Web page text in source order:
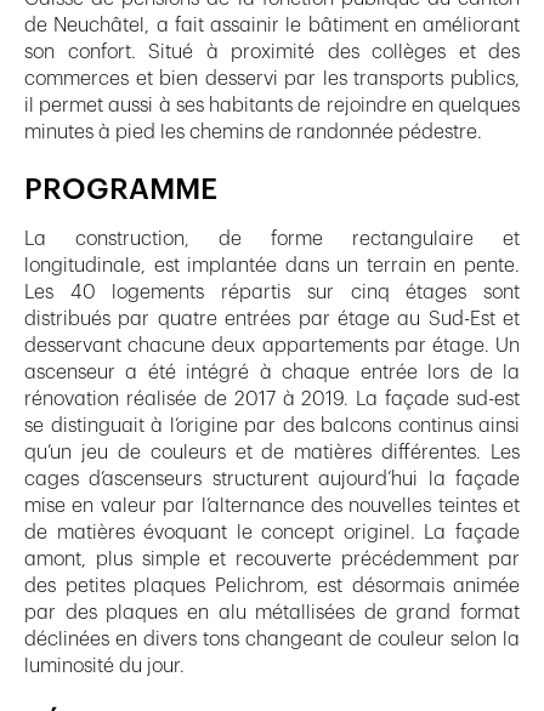
de Neuchâtel, a fait assainir le bâtiment en améliorant
son confort. Situé à proximité des collèges et des
commerces et bien desservi par les transports publics,
il permet aussi à ses habitants de rejoindre en quelques
minutes à pied les chemins de randonnée pédestre.
PROGRAMME
La construction, de forme rectangulaire et
longitudinale, est implantée dans un terrain en pente.
Les 40 logements répartis sur cinq étages sont
distribués par quatre entrées par étage au Sud-Est et
desservant chacune deux appartements par étage. Un
ascenseur a été intégré à chaque entrée lors de la
rénovation réalisée de 2017 à 2019. La façade sud-est
se distinguait à l’origine par des balcons continus ainsi
qu’un jeu de couleurs et de matières différentes. Les
cages d’ascenseurs structurent aujourd’hui la façade
mise en valeur par l’alternance des nouvelles teintes et
de matières évoquant le concept originel. La façade
amont, plus simple et recouverte précédemment par
des petites plaques Pelichrom, est désormais animée
par des plaques en alu métallisées de grand format
déclinées en divers tons changeant de couleur selon la
luminosité du jour.